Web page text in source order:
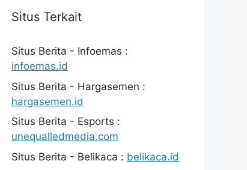
Situs Terkait
Situs Berita - Infoemas :
infoemas.id
Situs Berita - Hargasemen :
hargasemen.id
Situs Berita - Esports :
unequalledmedia.com
Situs Berita - Belikaca : belikaca.id